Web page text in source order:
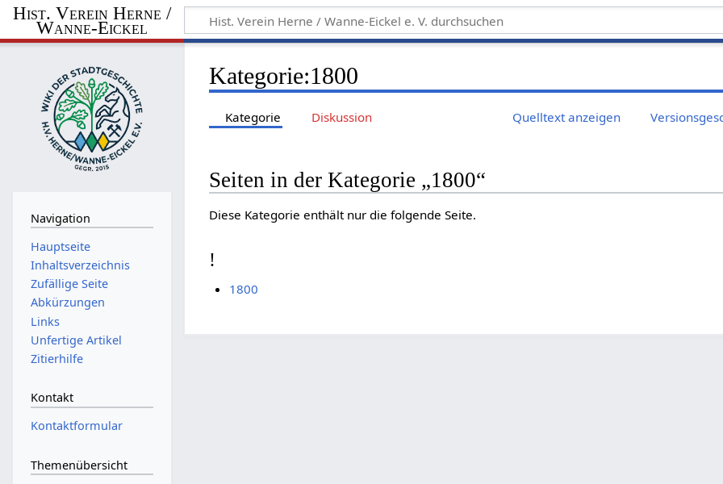
Hist. Verein Herne /
Wanne-Eickel
Kategorie:1800
Kategorie Diskussion Quelltext anzeigen
Seiten in der Kategorie „1800“
Diese Kategorie enthält nur die folgende Seite.
!
1800
Navigation
Hauptseite
Inhaltsverzeichnis
Zufällige Seite
Abkürzungen
Links
Unfertige Artikel
Zitierhilfe
Kontakt
Kontaktformular
Themenübersicht